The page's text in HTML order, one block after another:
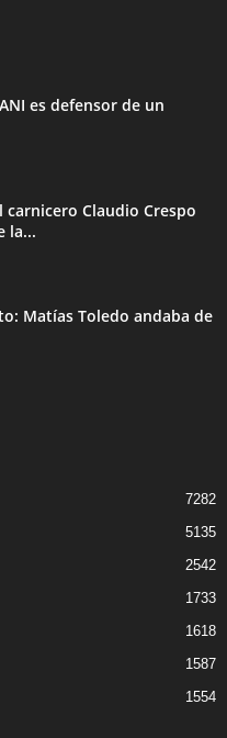
es defensor de un
carnicero Claudio Crespo
la...
Matías Toledo andaba de
7282
5135
2542
1733
1618
1587
1554